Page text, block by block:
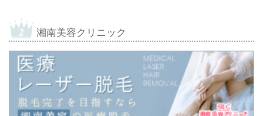
湘南美容クリニック